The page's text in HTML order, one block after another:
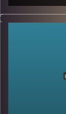
קשר חזק וארוך